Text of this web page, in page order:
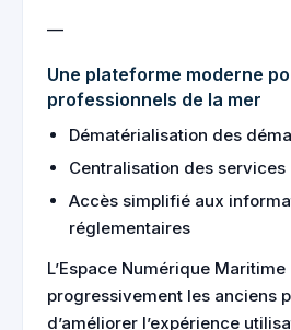
—
Une plateforme moderne
professionnels de la mer
Dématérialisation des
Centralisation des
Accès simplifié aux
réglementaires
L’Espace Numérique
progressivement les anciens
d’améliorer l’expérience